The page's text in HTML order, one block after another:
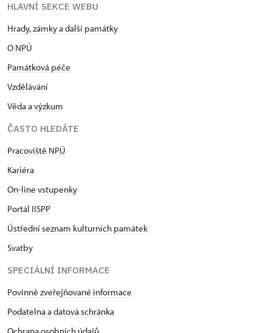
HLAVNÍ SEKCE WEBU
Hrady, zámky a další památky
O NPÚ
Památková péče
Vzdělávání
Věda a výzkum
ČASTO HLEDÁTE
Pracoviště NPÚ
Kariéra
On-line vstupenky
Portál IISPP
Ústřední seznam kulturních památek
Svatby
SPECIÁLNÍ INFORMACE
Povinně zveřejňované informace
Podatelna a datová schránka